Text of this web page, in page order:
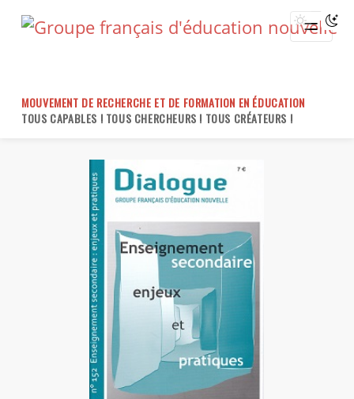
MOUVEMENT DE RECHERCHE ET DE FORMATION EN ÉDUCATION
TOUS CAPABLES ! TOUS CHERCHEURS ! TOUS CRÉATEURS !